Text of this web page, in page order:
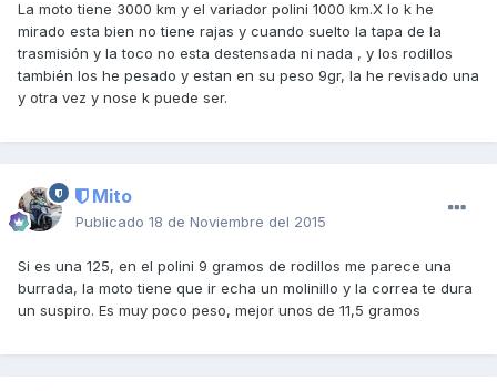
La moto tiene 3000 km y el variador polini 1000 km.X lo k he
mirado esta bien no tiene rajas y cuando suelto la tapa de la
trasmisión y la toco no esta destensada ni nada , y los rodillos
también los he pesado y estan en su peso 9gr, la he revisado una
y otra vez y nose k puede ser.
Mito
Publicado 18 de Noviembre del 2015
Si es una 125, en el polini 9 gramos de rodillos me parece una
burrada, la moto tiene que ir echa un molinillo y la correa te dura
un suspiro. Es muy poco peso, mejor unos de 11,5 gramos